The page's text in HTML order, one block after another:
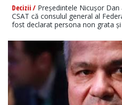
Decizii / Președintele Nicușor
CSAT că consulul general al
fost declarat persona non grata